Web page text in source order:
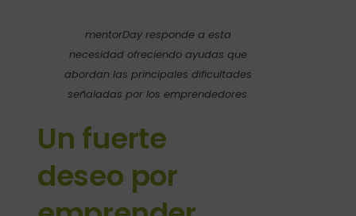
mentorDay responde a esta
necesidad ofreciendo ayudas que
abordan las principales dificultades
señaladas por los emprendedores.
Un fuerte
deseo por